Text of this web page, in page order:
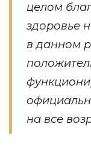
целом
здоровье
в данном
на все